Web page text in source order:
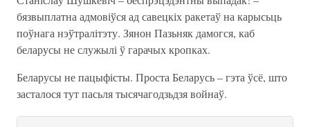
бязвыплатна адмовіўся ад савецкіх ракетаў на карысьць
поўнага нэўтралітэту. Зянон Пазьняк дамогся, каб
беларусы не служылі ў гарачых кропках.
Беларусы не пацыфісты. Проста Беларусь – гэта ўсё, што
засталося тут пасьля тысячагодзьдзя войнаў.